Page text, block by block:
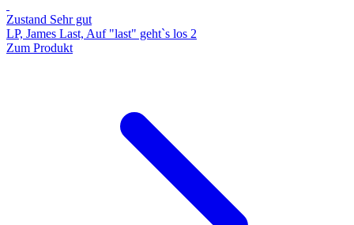
Zustand Sehr gut
LP, James Last, Auf "last" geht`s los 2
Zum Produkt